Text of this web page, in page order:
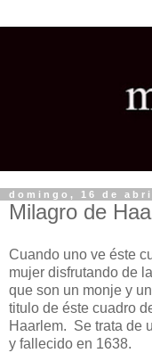
domingo, 16 de
Milagro de
Cuando uno ve éste
mujer disfrutando de
que son un monje y
titulo de éste cuadro
Haarlem. Se trata de
y fallecido en 1638.